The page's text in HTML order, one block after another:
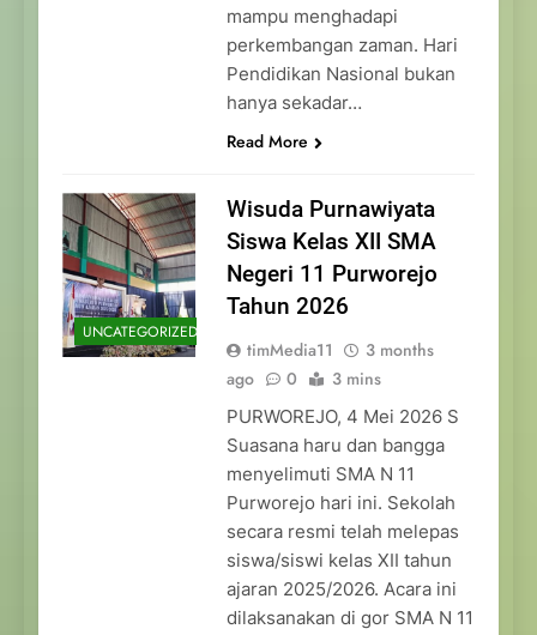
mampu menghadapi
perkembangan zaman. Hari
Pendidikan Nasional bukan
hanya sekadar…
Read More
UNCATEGORIZED
Wisuda Purnawiyata
Siswa Kelas XII SMA
Negeri 11 Purworejo
Tahun 2026
timMedia11
3 months
ago
0 3 mins
PURWOREJO, 4 Mei 2026 S
Suasana haru dan bangga
menyelimuti SMA N 11
Purworejo hari ini. Sekolah
secara resmi telah melepas
siswa/siswi kelas XII tahun
ajaran 2025/2026. Acara ini
dilaksanakan di gor SMA N 11